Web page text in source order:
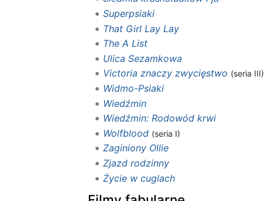
Superpsiaki
That Girl Lay Lay
The A List
Ulica Sezamkowa
Victoria znaczy zwycięstwo (seria III)
Widmo-Psiaki
Wiedźmin
Wiedźmin: Rodowód krwi
Wolfblood (seria I)
Zaginiony Ollie
Zjazd rodzinny
Życie w cuglach